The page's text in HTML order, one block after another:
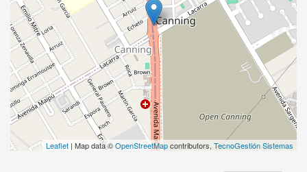
Leaflet | Map data ©OpenStreetMapcontributors, TecnoGestión Sistemas